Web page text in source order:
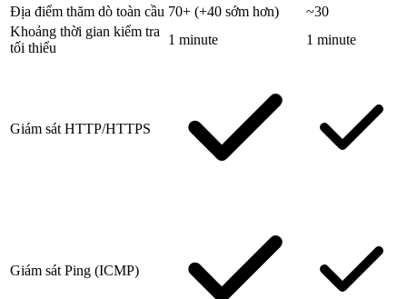
Địa điểm thăm dò toàn cầu 70+ (+40 sớm hơn)
~30
Khoảng thời gian kiểm tra
tối thiểu
1 minute 1 minute
Giám sát HTTP/HTTPS
Giám sát Ping (ICMP)